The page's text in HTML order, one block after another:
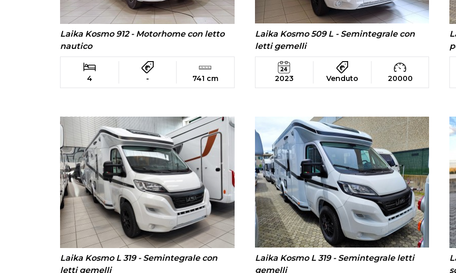
Laika Kosmo 912 - Motorhome con letto
nautico
4 - 741 cm
Laika Kosmo 509 L - Semintegrale con
letti gemelli
2023 Venduto 20000
Laika Kosmo L 319 - Semintegrale con
letti gemelli
Laika Kosmo L 319 - Semintegrale letti
gemelli